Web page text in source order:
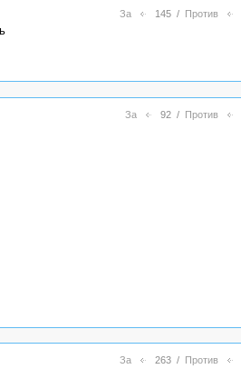
За 145/ Против
За 92/ Против
За 263/ Против